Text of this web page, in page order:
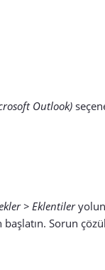
Outlook)
> Eklentiler
Sorun